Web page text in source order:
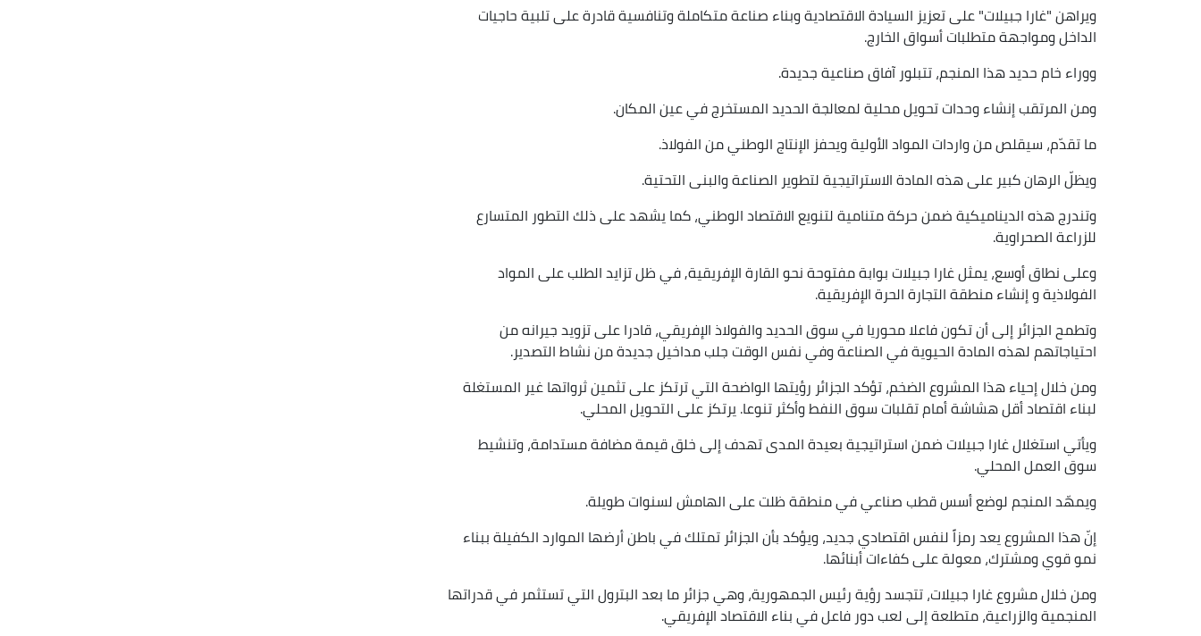
ويراهن "غارا جبيلات" على تعزيز السيادة الاقتصادية وبناء صناعة متكاملة وتنافسية قادرة على تلبية حاجيات
الداخل ومواجهة متطلبات أسواق الخارج.
ووراء خام حديد هذا المنجم، تتبلور آفاق صناعية جديدة.
ومن المرتقب إنشاء وحدات تحويل محلية لمعالجة الحديد المستخرج في عين المكان.
ما تقدّم، سيقلص من واردات المواد الأولية ويحفز الإنتاج الوطني من الفولاذ.
ويظلّ الرهان كبير على هذه المادة الاستراتيجية لتطوير الصناعة والبنى التحتية.
وتندرج هذه الديناميكية ضمن حركة متنامية لتنويع الاقتصاد الوطني، كما يشهد على ذلك التطور المتسارع
للزراعة الصحراوية.
وعلى نطاق أوسع، يمثل غارا جبيلات بوابة مفتوحة نحو القارة الإفريقية, في ظل تزايد الطلب على المواد
الفولاذية و إنشاء منطقة التجارة الحرة الإفريقية.
وتطمح الجزائر إلى أن تكون فاعلا محوريا في سوق الحديد والفولاذ الإفريقي، قادرا على تزويد جيرانه من
احتياجاتهم لهذه المادة الحيوية في الصناعة وفي نفس الوقت جلب مداخيل جديدة من نشاط التصدير.
ومن خلال إحياء هذا المشروع الضخم، تؤكد الجزائر رؤيتها الواضحة التي ترتكز على تثمين ثرواتها غير المستغلة
لبناء اقتصاد أقل هشاشة أمام تقلبات سوق النفط وأكثر تنوعا. يرتكز على التحويل المحلي.
ويأتي استغلال غارا جبيلات ضمن استراتيجية بعيدة المدى تهدف إلى خلق قيمة مضافة مستدامة، وتنشيط
سوق العمل المحلي.
ويمهّد المنجم لوضع أسس قطب صناعي في منطقة ظلت على الهامش لسنوات طويلة.
إنّ هذا المشروع يعد رمزاً لنفس اقتصادي جديد، ويؤكد بأن الجزائر تمتلك في باطن أرضها الموارد الكفيلة ببناء
نمو قوي ومشترك، معولة على كفاءات أبنائها.
ومن خلال مشروع غارا جبيلات، تتجسد رؤية رئيس الجمهورية، وهي جزائر ما بعد البترول التي تستثمر في قدراتها
المنجمية والزراعية، متطلعة إلى لعب دور فاعل في بناء الاقتصاد الإفريقي.